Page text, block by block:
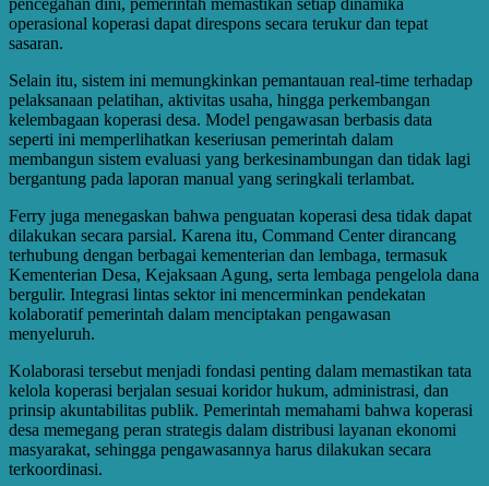
operasional koperasi dapat direspons secara terukur dan tepat
sasaran.
Selain itu, sistem ini memungkinkan pemantauan real-time terhadap
pelaksanaan pelatihan, aktivitas usaha, hingga perkembangan
kelembagaan koperasi desa. Model pengawasan berbasis data
seperti ini memperlihatkan keseriusan pemerintah dalam
membangun sistem evaluasi yang berkesinambungan dan tidak lagi
bergantung pada laporan manual yang seringkali terlambat.
Ferry juga menegaskan bahwa penguatan koperasi desa tidak dapat
dilakukan secara parsial. Karena itu, Command Center dirancang
terhubung dengan berbagai kementerian dan lembaga, termasuk
Kementerian Desa, Kejaksaan Agung, serta lembaga pengelola dana
bergulir. Integrasi lintas sektor ini mencerminkan pendekatan
kolaboratif pemerintah dalam menciptakan pengawasan
menyeluruh.
Kolaborasi tersebut menjadi fondasi penting dalam memastikan tata
kelola koperasi berjalan sesuai koridor hukum, administrasi, dan
prinsip akuntabilitas publik. Pemerintah memahami bahwa koperasi
desa memegang peran strategis dalam distribusi layanan ekonomi
masyarakat, sehingga pengawasannya harus dilakukan secara
terkoordinasi.